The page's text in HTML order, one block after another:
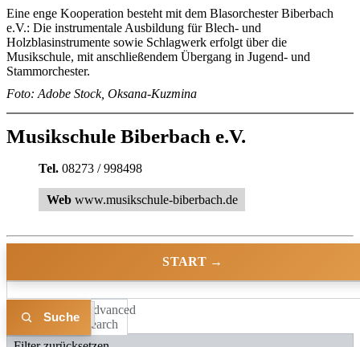
Eine enge Kooperation besteht mit dem Blasorchester Biberbach
e.V.: Die instrumentale Ausbildung für Blech- und
Holzblasinstrumente sowie Schlagwerk erfolgt über die
Musikschule, mit anschließendem Übergang in Jugend- und
Stammorchester.
Foto: Adobe Stock, Oksana-Kuzmina
Musikschule Biberbach e.V.
Tel. 08273 / 998498
Web www.musikschule-biberbach.de
START →
Advanced
Search
Liste Karte